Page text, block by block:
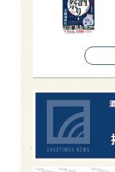
歌舞伎町 1
saketimes_image_4